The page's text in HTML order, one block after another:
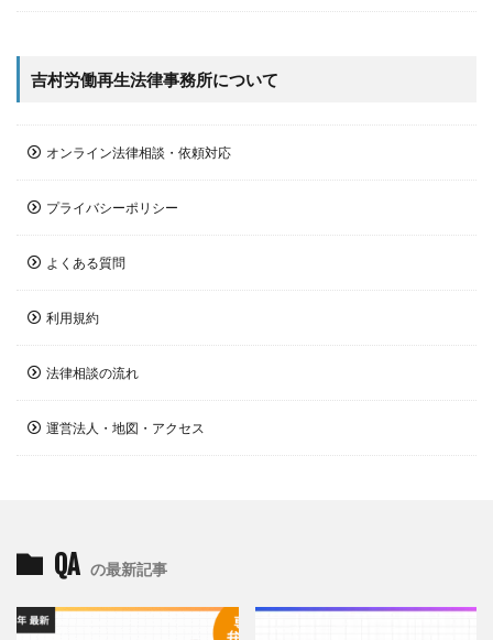
吉村労働再生法律事務所について
オンライン法律相談・依頼対応
プライバシーポリシー
よくある質問
利用規約
法律相談の流れ
運営法人・地図・アクセス
QA の最新記事